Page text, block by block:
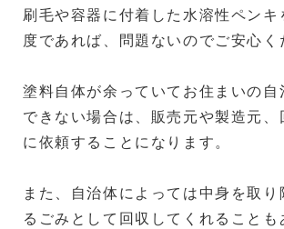
刷毛や容器に付着した水溶性ペンキ
度であれば、問題ないのでご安心く
塗料自体が余っていてお住まいの自
できない場合は、販売元や製造元、
に依頼することになります。
また、自治体によっては中身を取り
るごみとして回収してくれることも